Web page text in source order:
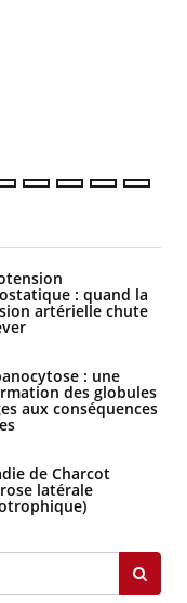
la
?
: quand la
artérielle chute
: une
des globules
aux conséquences
de Charcot
latérale